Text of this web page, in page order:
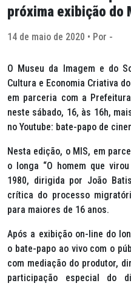
próxima exibição do
14 de maio de 2020 • Por -
O Museu da Imagem e do
Cultura e Economia Criativa
em parceria com a
neste sábado, 16, às 16h,
no Youtube: bate-papo de
Nesta edição, o MIS, em
o longa “O homem que
1980, dirigida por João
crítica do processo
para maiores de 16 anos.
Após a exibição on-line do
o bate-papo ao vivo com o
com mediação do produtor,
participação especial do